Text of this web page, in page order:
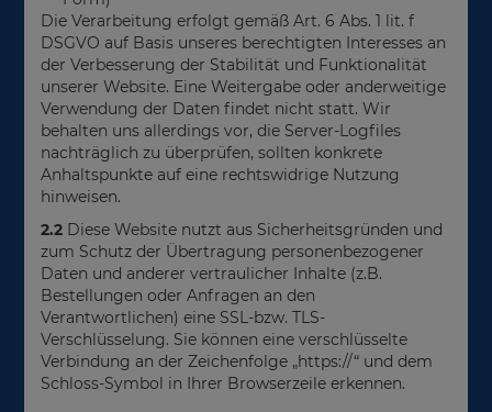
Die Verarbeitung erfolgt gemäß Art. 6 Abs. 1 lit. f
DSGVO auf Basis unseres berechtigten Interesses an
der Verbesserung der Stabilität und Funktionalität
unserer Website. Eine Weitergabe oder anderweitige
Verwendung der Daten findet nicht statt. Wir
behalten uns allerdings vor, die Server-Logfiles
nachträglich zu überprüfen, sollten konkrete
Anhaltspunkte auf eine rechtswidrige Nutzung
hinweisen.
2.2 Diese Website nutzt aus Sicherheitsgründen und
zum Schutz der Übertragung personenbezogener
Daten und anderer vertraulicher Inhalte (z.B.
Bestellungen oder Anfragen an den
Verantwortlichen) eine SSL-bzw. TLS-
Verschlüsselung. Sie können eine verschlüsselte
Verbindung an der Zeichenfolge „https://“ und dem
Schloss-Symbol in Ihrer Browserzeile erkennen.